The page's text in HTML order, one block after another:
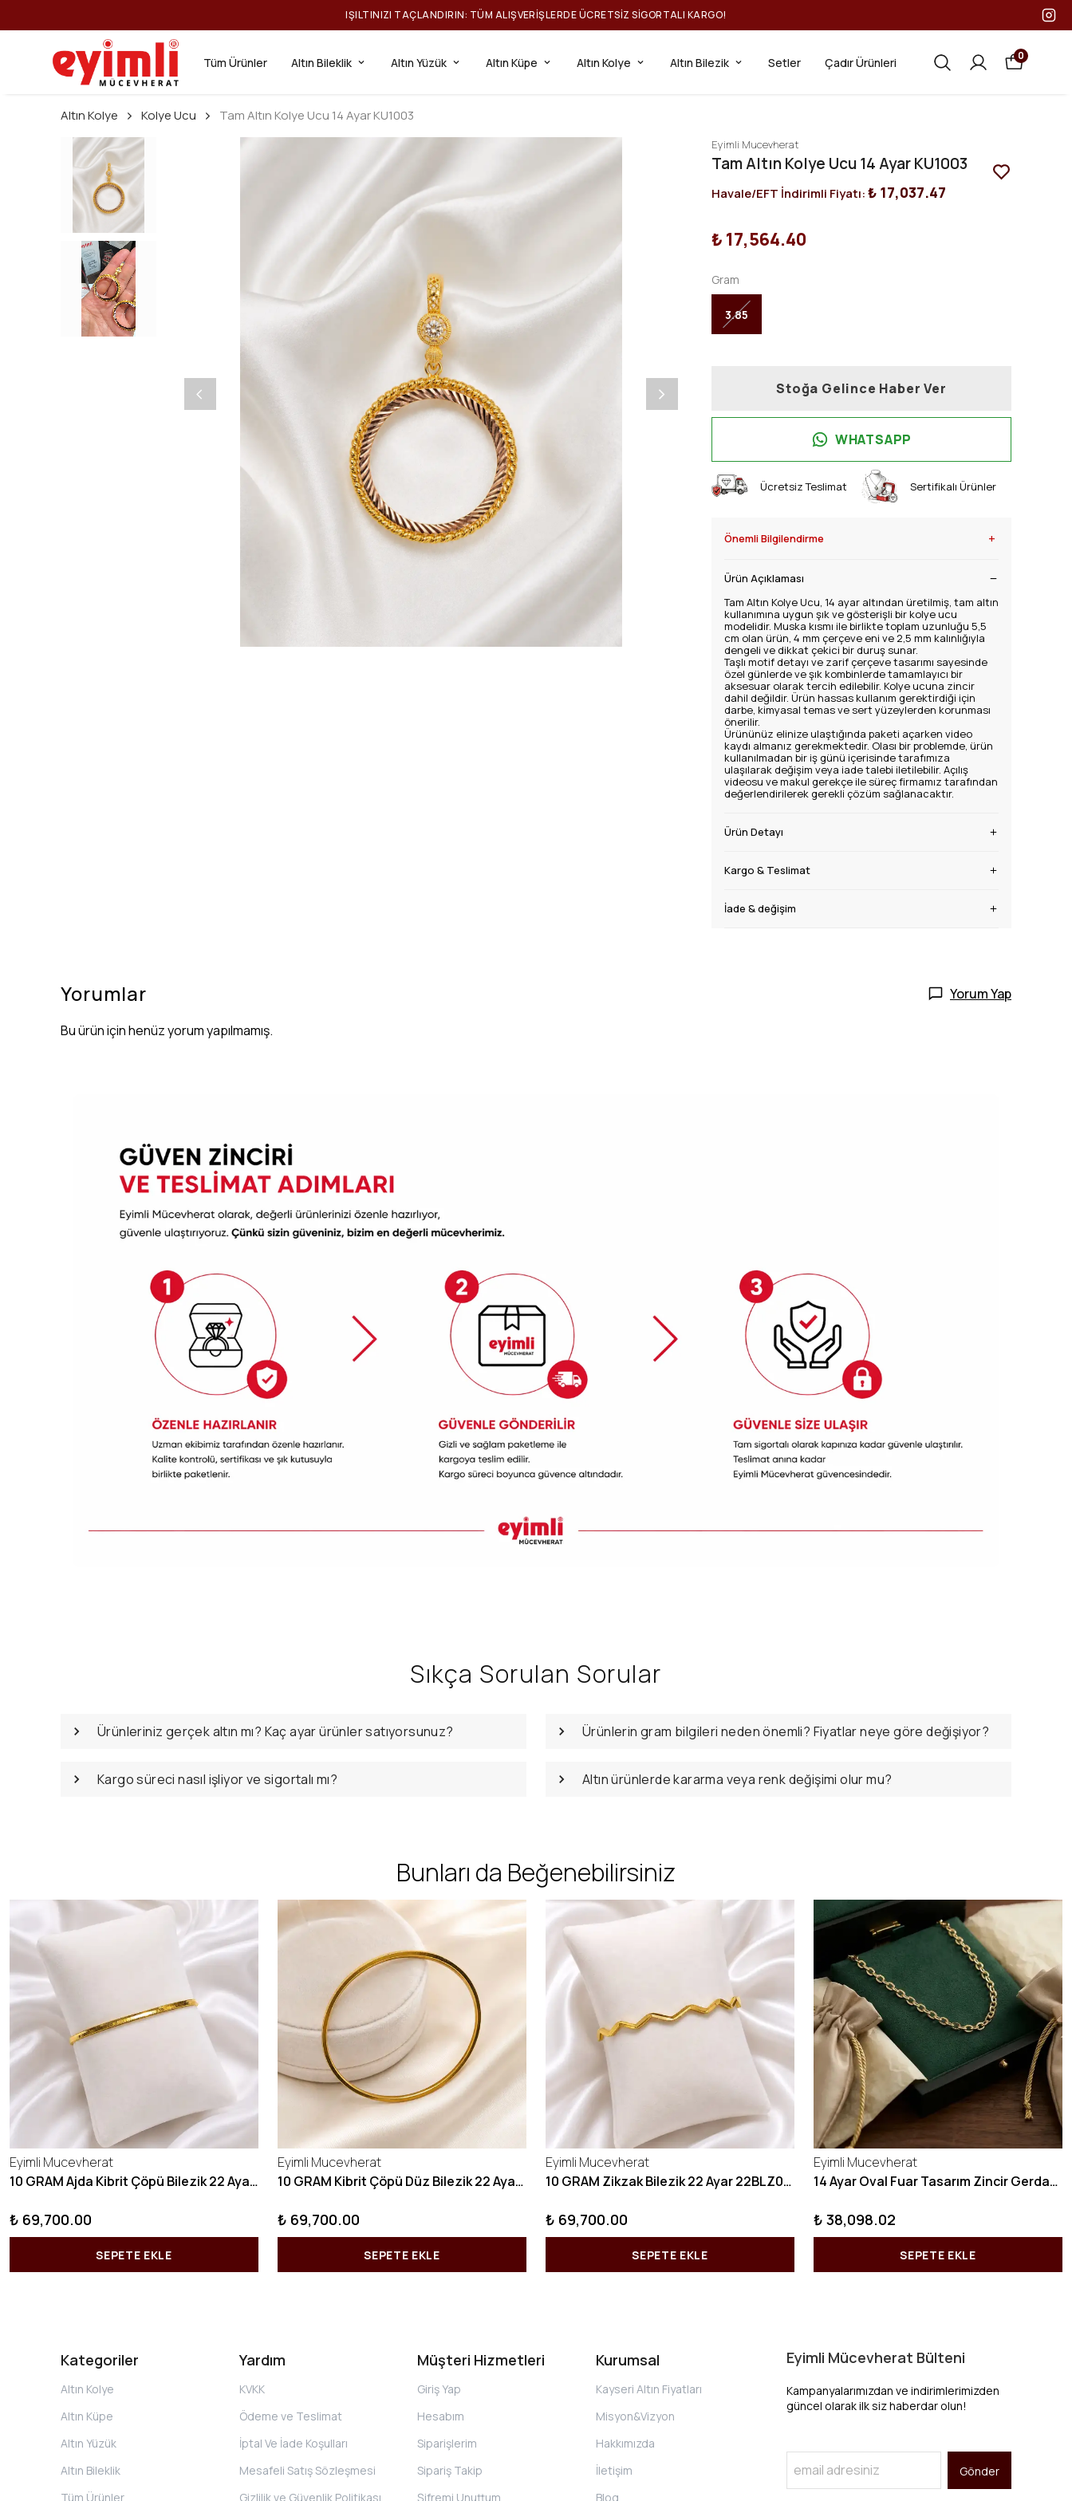
IŞILTINIZI TAÇLANDIRIN: TÜM ALIŞVERIŞLERDE ÜCRETSIZ SIGORTALI KARGO!
Tüm Ürünler Altın Bileklik Altın Yüzük Altın Küpe Altın Kolye Altın Bilezik Setler Çadır Ürünleri 0
Altın Kolye Kolye Ucu Tam Altın Kolye Ucu 14 Ayar KU1003
Eyimli Mucevherat
Tam Altın Kolye Ucu 14 Ayar KU1003
Havale/EFT İndirimli Fiyatı:₺ 17,037.47
₺ 17,564.40
Gram
3.85
Stoğa Gelince Haber Ver
WHATSAPP
Ücretsiz Teslimat Sertifikalı Ürünler
Önemli Bilgilendirme +
Ürün Açıklaması
Tam Altın Kolye Ucu, 14 ayar altından üretilmiş, tam altın
kullanımına uygun şık ve gösterişli bir kolye ucu
modelidir. Muska kısmı ile birlikte toplam uzunluğu 5,5
cm olan ürün, 4 mm çerçeve eni ve 2,5 mm kalınlığıyla
dengeli ve dikkat çekici bir duruş sunar.
Taşlı motif detayı ve zarif çerçeve tasarımı sayesinde
özel günlerde ve şık kombinlerde tamamlayıcı bir
aksesuar olarak tercih edilebilir. Kolye ucuna zincir
dahil değildir. Ürün hassas kullanım gerektirdiği için
darbe, kimyasal temas ve sert yüzeylerden korunması
önerilir.
Ürününüz elinize ulaştığında paketi açarken video
kaydı almanız gerekmektedir. Olası bir problemde, ürün
kullanılmadan bir iş günü içerisinde tarafımıza
ulaşılarak değişim veya iade talebi iletilebilir. Açılış
videosu ve makul gerekçe ile süreç firmamız tarafından
değerlendirilerek gerekli çözüm sağlanacaktır.
Ürün Detayı
Kargo & Teslimat
İade & değişim
Yorumlar Yorum Yap
Bu ürün için henüz yorum yapılmamış.
Sıkça Sorulan Sorular
Ürünleriniz gerçek altın mı? Kaç ayar ürünler satıyorsunuz? Ürünlerin gram bilgileri neden önemli? Fiyatlar neye göre değişiyor?
Kargo süreci nasıl işliyor ve sigortalı mı? Altın ürünlerde kararma veya renk değişimi olur mu?
Bunları da Beğenebilirsiniz
Eyimli Mucevherat
10 GRAM Ajda Kibrit Çöpü Bilezik 22 Ayar 22BLZ003
₺ 69,700.00
SEPETE EKLE
Eyimli Mucevherat
10 GRAM Kibrit Çöpü Düz Bilezik 22 Ayar 22BLZ001
₺ 69,700.00
SEPETE EKLE
Eyimli Mucevherat
10 GRAM Zikzak Bilezik 22 Ayar 22BLZ004
₺ 69,700.00
SEPETE EKLE
Eyimli Mucevherat
14 Ayar Oval Fuar Tasarım Zincir Gerdanlık KY1071
₺ 38,098.02
SEPETE EKLE
Kategoriler
Altın Kolye
Altın Küpe
Altın Yüzük
Altın Bileklik
Tüm Ürünler
Yardım
KVKK
Ödeme ve Teslimat
İptal Ve İade Koşulları
Mesafeli Satış Sözleşmesi
Gizlilik ve Güvenlik Politikası
Müşteri Hizmetleri
Giriş Yap
Hesabım
Siparişlerim
Sipariş Takip
Şifremi Unuttum
Kurumsal
Kayseri Altın Fiyatları
Misyon&Vizyon
Hakkımızda
İletişim
Blog
Eyimli Mücevherat Bülteni
Kampanyalarımızdan ve indirimlerimizden
güncel olarak ilk siz haberdar olun!
Gönder